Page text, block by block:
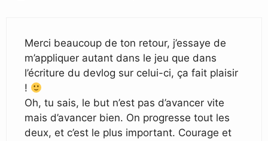
Merci beaucoup de ton retour, j’essaye de
m’appliquer autant dans le jeu que dans
l’écriture du devlog sur celui-ci, ça fait plaisir
!
Oh, tu sais, le but n’est pas d’avancer vite
mais d’avancer bien. On progresse tout les
deux, et c’est le plus important. Courage et